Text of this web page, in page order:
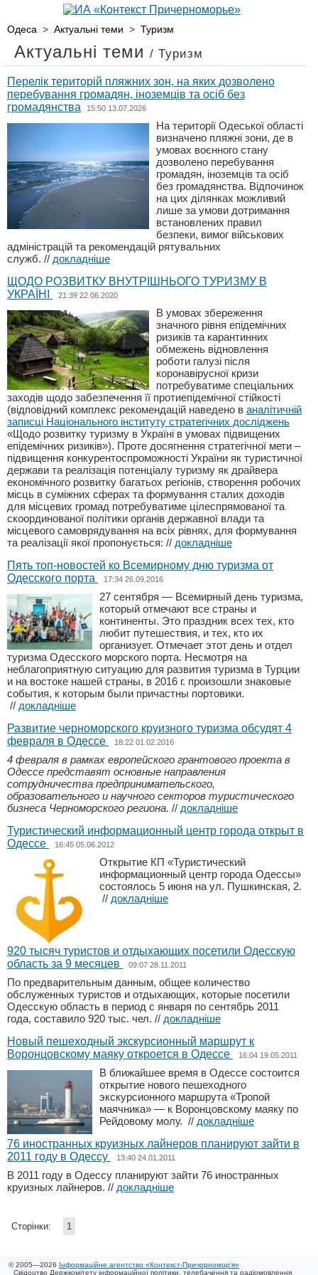
Одеса > Актуальні теми > Туризм
Актуальні теми / Туризм
Перелік територій пляжних зон, на яких дозволено
перебування громадян, іноземців та осіб без
громадянства
15:50 13.07.2026
На території Одеської області
визначено пляжні зони, де в
умовах воєнного стану
дозволено перебування
громадян, іноземців та осіб
без громадянства. Відпочинок
на цих ділянках можливий
лише за умови дотримання
встановлених правил
безпеки, вимог військових
адміністрацій та рекомендацій рятувальних
служб. // докладніше
ЩОДО РОЗВИТКУ ВНУТРІШНЬОГО ТУРИЗМУ В
УКРАЇНІ
21:39 22.06.2020
В умовах збереження
значного рівня епідемічних
ризиків та карантинних
обмежень відновлення
роботи галузі після
коронавірусної кризи
потребуватиме спеціальних
заходів щодо забезпечення її протиепідемічної стійкості
(відповідний комплекс рекомендацій наведено в аналітичній
записці Національного інституту стратегічних досліджень
«Щодо розвитку туризму в Україні в умовах підвищених
епідемічних ризиків»). Проте досягнення стратегічної мети –
підвищення конкурентоспроможності України як туристичної
держави та реалізація потенціалу туризму як драйвера
економічного розвитку багатьох регіонів, створення робочих
місць в суміжних сферах та формування сталих доходів
для місцевих громад потребуватиме цілеспрямованої та
скоординованої політики органів державної влади та
місцевого самоврядування на всіх рівнях, для формування
та реалізації якої пропонується: // докладніше
Пять топ-новостей ко Всемирному дню туризма от
Одесского порта
17:34 26.09.2016
27 сентября — Всемирный день туризма,
который отмечают все страны и
континенты. Это праздник всех тех, кто
любит путешествия, и тех, кто их
организует. Отмечает этот день и отдел
туризма Одесского морского порта. Несмотря на
неблагоприятную ситуацию для развития туризма в Турции
и на востоке нашей страны, в 2016 г. произошли знаковые
события, к которым были причастны портовики.
// докладніше
Развитие черноморского круизного туризма обсудят 4
февраля в Одессе
18:22 01.02.2016
4 февраля в рамках европейского грантового проекта в
Одессе представят основные направления
сотрудничества предпринимательского,
образовательного и научного секторов туристического
бизнеса Черноморского региона. // докладніше
Туристический информационный центр города открыт в
Одессе
16:45 05.06.2012
Открытие КП «Туристический
информационный центр города Одессы»
состоялось 5 июня на ул. Пушкинская, 2.
// докладніше
920 тысяч туристов и отдыхающих посетили Одесскую
область за 9 месяцев
09:07 28.11.2011
По предварительным данным, общее количество
обслуженных туристов и отдыхающих, которые посетили
Одесскую область в период с января по сентябрь 2011
года, составило 920 тыс. чел. // докладніше
Новый пешеходный экскурсионный маршрут к
Воронцовскому маяку откроется в Одессе
16:04 19.05.2011
В ближайшее время в Одессе состоится
открытие нового пешеходного
экскурсионного маршрута «Тропой
маячника» — к Воронцовскому маяку по
Рейдовому молу. // докладніше
76 иностранных круизных лайнеров планируют зайти в
2011 году в Одессу
13:40 24.01.2011
В 2011 году в Одессу планируют зайти 76 иностранных
круизных лайнеров. // докладніше
Сторінки: 1
© 2005—2026 Інформаційне агентство «Контекст-Причорномор'я»
Свідоцтво Держкомітету інформаційної політики, телебачення та радіомовлення